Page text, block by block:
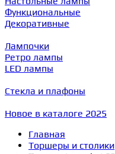
Функциональные
Декоративные
Лампочки
Ретро лампы
LED лампы
Стекла и плафоны
Новое в каталоге 2025
Главная
Торшеры и столики